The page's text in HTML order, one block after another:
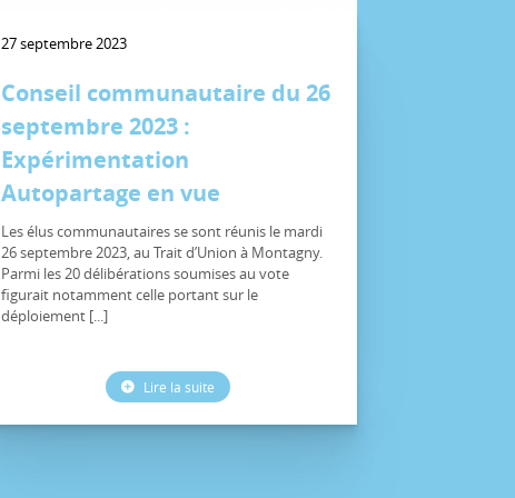
27 septembre 2023
Conseil communautaire du 26
septembre 2023 :
Expérimentation
Autopartage en vue
Les élus communautaires se sont réunis le mardi
26 septembre 2023, au Trait d’Union à Montagny.
Parmi les 20 délibérations soumises au vote
figurait notamment celle portant sur le
déploiement [...]
Lire la suite